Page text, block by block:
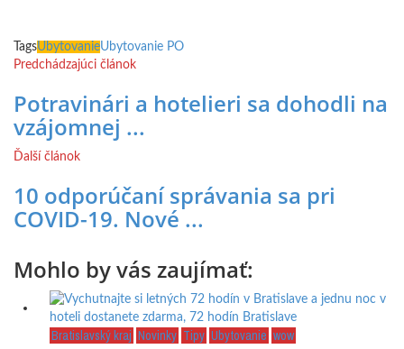
TagsUbytovanieUbytovanie PO
Predchádzajúci článok
Potravinári a hotelieri sa dohodli na
vzájomnej ...
Ďalší článok
10 odporúčaní správania sa pri
COVID-19. Nové ...
Mohlo by vás zaujímať:
Bratislavský kraj Novinky Tipy Ubytovanie wow